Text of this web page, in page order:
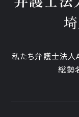
私たち弁護士法
総勢